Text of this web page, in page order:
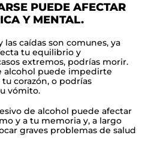
PUEDE AFECTAR
Y MENTAL.
las caídas son comunes, ya
tu equilibrio y
extremos, podrías morir.
alcohol puede impedirte
corazón, o podrías
vómito.
de alcohol puede afectar
y a tu memoria y, a largo
graves problemas de salud